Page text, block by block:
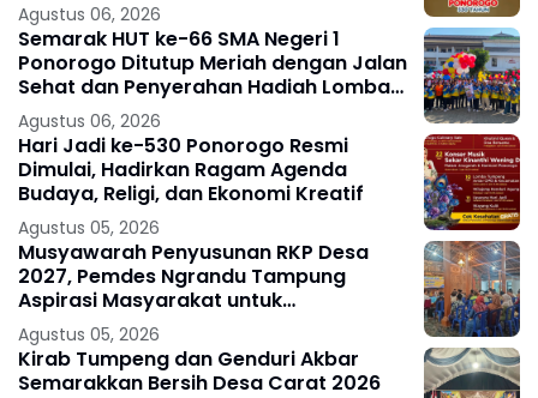
Agustus 06, 2026
Semarak HUT ke-66 SMA Negeri 1
Ponorogo Ditutup Meriah dengan Jalan
Sehat dan Penyerahan Hadiah Lomba
Ponorogo – Puncak peringatan Hari
Ulang
Agustus 06, 2026
Hari Jadi ke-530 Ponorogo Resmi
Dimulai, Hadirkan Ragam Agenda
Budaya, Religi, dan Ekonomi Kreatif
Agustus 05, 2026
Musyawarah Penyusunan RKP Desa
2027, Pemdes Ngrandu Tampung
Aspirasi Masyarakat untuk
Pembangunan Berkelanjutan
Agustus 05, 2026
Kirab Tumpeng dan Genduri Akbar
Semarakkan Bersih Desa Carat 2026